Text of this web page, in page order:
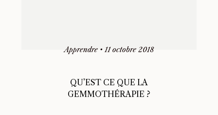
Apprendre •11 octobre 2018
QU’EST CE QUE LA
GEMMOTHÉRAPIE ?